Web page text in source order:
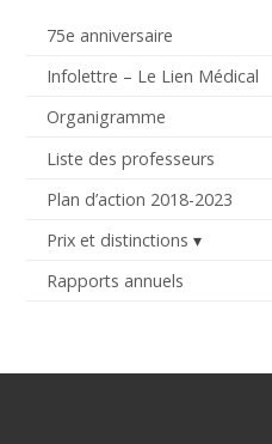
75e anniversaire
Infolettre – Le Lien Médical
Organigramme
Liste des professeurs
Plan d’action 2018-2023
Prix et distinctions
Rapports annuels